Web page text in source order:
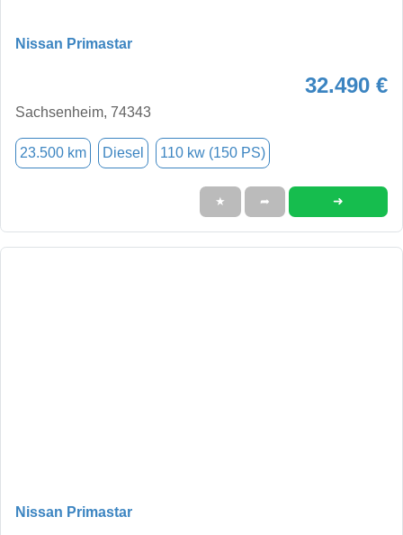
Nissan Primastar
32.490 €
Sachsenheim, 74343
23.500 km Diesel 110 kw (150 PS)
★ ➦ ➜
Nissan Primastar